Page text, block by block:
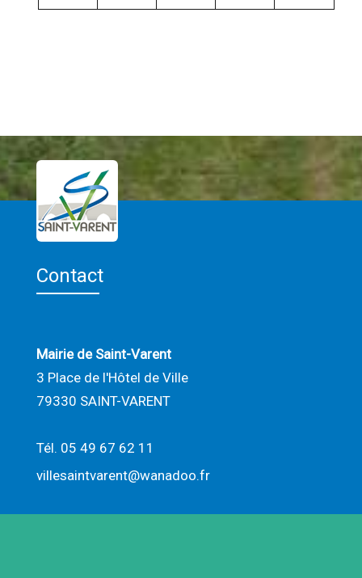
Contact
Mairie de Saint-Varent
3 Place de l'Hôtel de Ville
79330 SAINT-VARENT
Tél. 05 49 67 62 11
villesaintvarent@wanadoo.fr